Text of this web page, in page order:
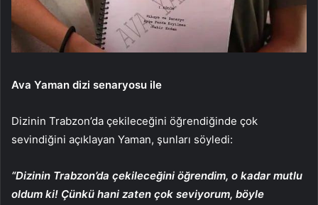
Ava Yaman dizi senaryosu ile
Dizinin Trabzon’da çekileceğini öğrendiğinde çok
sevindiğini açıklayan Yaman, şunları söyledi:
“Dizinin Trabzon’da çekileceğini öğrendim, o kadar mutlu
oldum ki! Çünkü hani zaten çok seviyorum, böyle